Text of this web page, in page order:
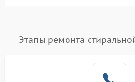
Замена платы управления
Этапы ремонта